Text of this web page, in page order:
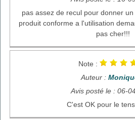
pas assez de recul pour donner
produit conforme a l'utilisation
pas cher!!!
Note :
Auteur :
Avis posté le : 06-
C'est OK pour le